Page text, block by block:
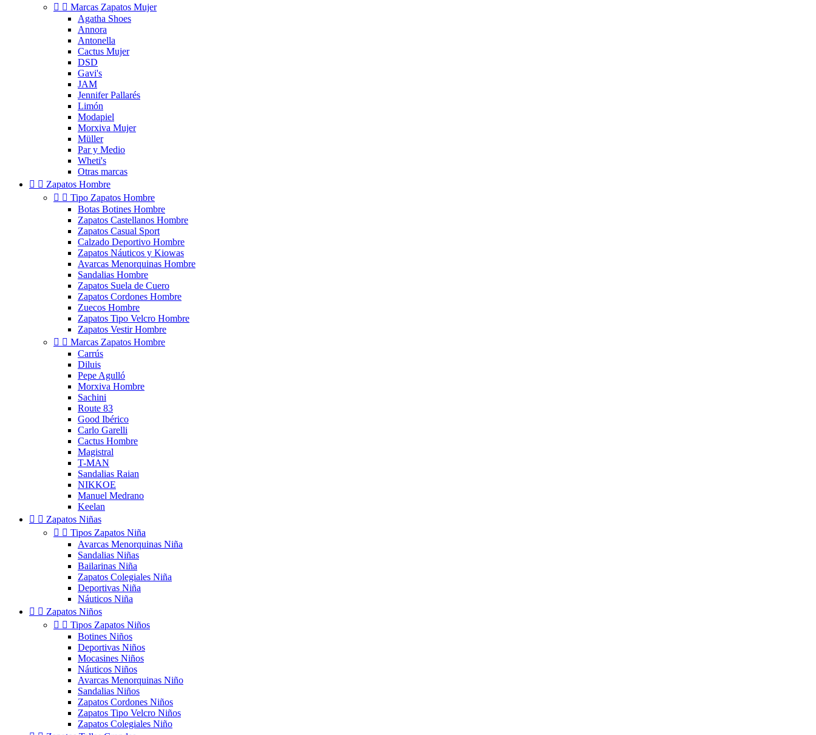
  Marcas Zapatos Mujer
Agatha Shoes
Annora
Antonella
Cactus Mujer
DSD
Gavi's
JAM
Jennifer Pallarés
Limón
Modapiel
Morxiva Mujer
Müller
Par y Medio
Wheti's
Otras marcas
  Zapatos Hombre
  Tipo Zapatos Hombre
Botas Botines Hombre
Zapatos Castellanos Hombre
Zapatos Casual Sport
Calzado Deportivo Hombre
Zapatos Náuticos y Kiowas
Avarcas Menorquinas Hombre
Sandalias Hombre
Zapatos Suela de Cuero
Zapatos Cordones Hombre
Zuecos Hombre
Zapatos Tipo Velcro Hombre
Zapatos Vestir Hombre
  Marcas Zapatos Hombre
Carrús
Diluis
Pepe Agulló
Morxiva Hombre
Sachini
Route 83
Good Ibérico
Carlo Garelli
Cactus Hombre
Magistral
T-MAN
Sandalias Raian
NIKKOE
Manuel Medrano
Keelan
  Zapatos Niñas
  Tipos Zapatos Niña
Avarcas Menorquinas Niña
Sandalias Niñas
Bailarinas Niña
Zapatos Colegiales Niña
Deportivas Niña
Náuticos Niña
  Zapatos Niños
  Tipos Zapatos Niños
Botines Niños
Deportivas Niños
Mocasines Niños
Náuticos Niños
Avarcas Menorquinas Niño
Sandalias Niños
Zapatos Cordones Niños
Zapatos Tipo Velcro Niños
Zapatos Colegiales Niño